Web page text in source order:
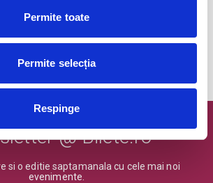
Permite toate
Permite selecția
Respinge
@ Bilete.ro
si o editie saptamanala cu cele mai noi
evenimente.